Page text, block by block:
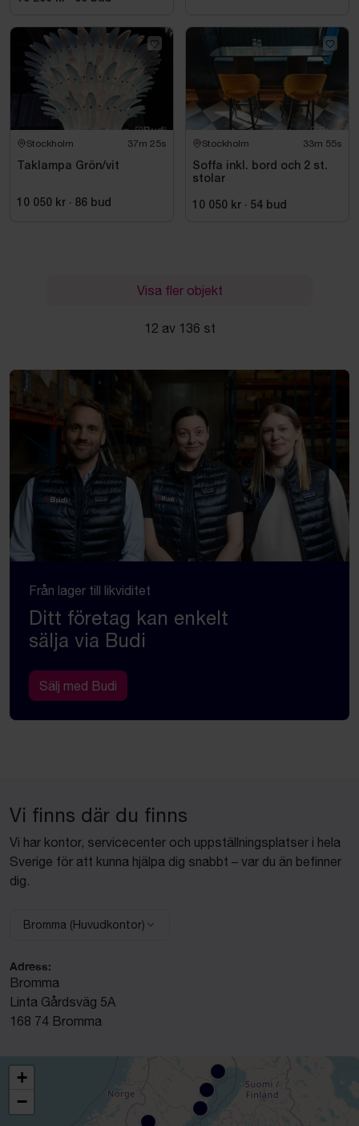
Stockholm 37m 24s
Taklampa Grön/vit
10 050 kr · 86 bud
Stockholm 33m 54s
Soffa inkl. bord och 2 st.
stolar
10 050 kr · 54 bud
Visa fler objekt
12 av 136 st
Från lager till likviditet
Ditt företag kan enkelt
sälja via Budi
Sälj med Budi
Vi finns där du finns
Vi har kontor, servicecenter och uppställningsplatser i hela
Sverige för att kunna hjälpa dig snabbt – var du än befinner
dig.
Välj anläggning:
Bromma (Huvudkontor)
Adress:
Bromma
Linta Gårdsväg 5A
168 74 Bromma
+
−